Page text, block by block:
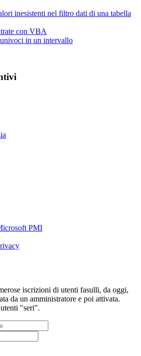
inesistenti nel filtro dati di una tabella
con VBA
in un intervallo
PMI
iscrizioni di utenti fasulli, da oggi,
da un amministratore e poi attivata.
"seri".